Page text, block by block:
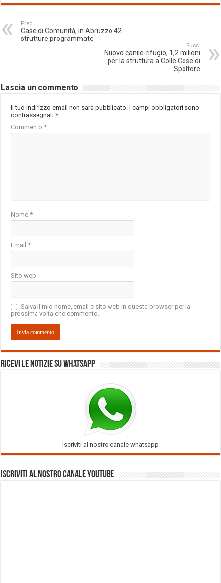
Prec.
Case di Comunità, in Abruzzo 42
strutture programmate
Succ.
Nuovo canile-rifugio, 1,2 milioni
per la struttura a Colle Cese di
Spoltore
Lascia un commento
Il tuo indirizzo email non sarà pubblicato. I campi obbligatori sono
contrassegnati*
Commento*
Nome*
Email*
Sito web
Salva il mio nome, email e sito web in questo browser per la
prossima volta che commento.
Ricevi le notizie su Whatsapp
Iscriviti al nostro canale whatsapp
Iscriviti al nostro Canale Youtube